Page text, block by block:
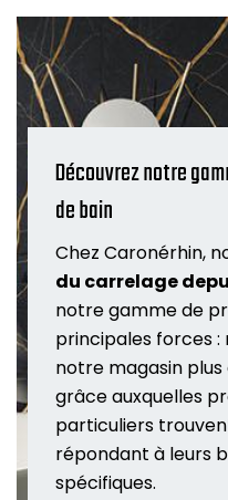
Découvrez notre
de bain
Chez Caronérhin,
du carrelage
notre gamme de
principales forces :
notre magasin plus
grâce auxquelles
particuliers
répondant à leurs
spécifiques.